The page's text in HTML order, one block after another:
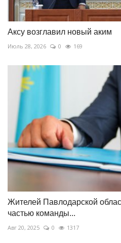
Аксу возглавил новый аким
Июль 28, 2026 0 169
Жителей Павлодарской
частью команды...
Авг 20, 2025 0 1317